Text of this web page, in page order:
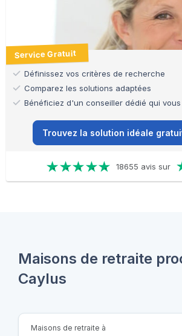
Service Gratuit
Définissez vos critères de recherche
Comparez les solutions adaptées
Bénéficiez d'un conseiller dédié qui
Trouvez la solution idéale
18655 avis sur
Maisons de retraite
Caylus
Maisons de retraite à